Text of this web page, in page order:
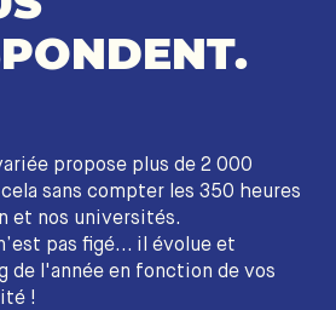
propose plus de 2 000
sans compter les 350 heures
et nos universités.
pas figé... il évolue et
l'année en fonction de vos
!